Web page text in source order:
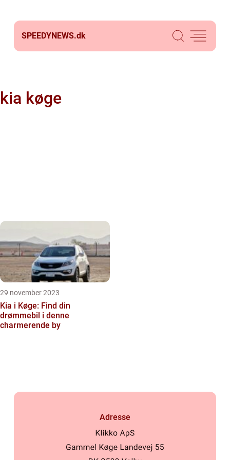
SPEEDYNEWS.dk
kia køge
29 november 2023
Kia i Køge: Find din
drømmebil i denne
charmerende by
Adresse